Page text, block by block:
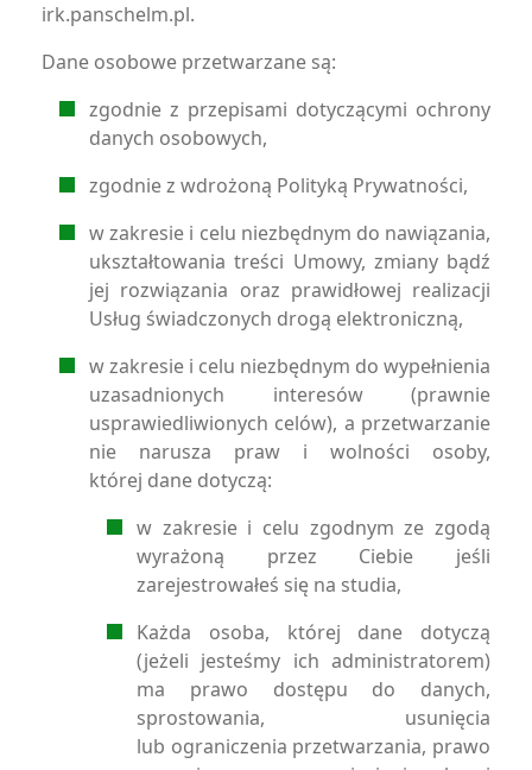
irk.panschelm.pl.
Dane osobowe przetwarzane są:
zgodnie z przepisami dotyczącymi ochrony
danych osobowych,
zgodnie z wdrożoną Polityką Prywatności,
w zakresie i celu niezbędnym do nawiązania,
ukształtowania treści Umowy, zmiany bądź
jej rozwiązania oraz prawidłowej realizacji
Usług świadczonych drogą elektroniczną,
w zakresie i celu niezbędnym do wypełnienia
uzasadnionych interesów (prawnie
usprawiedliwionych celów), a przetwarzanie
nie narusza praw i wolności osoby,
której dane dotyczą:
w zakresie i celu zgodnym ze zgodą
wyrażoną przez Ciebie jeśli
zarejestrowałeś się na studia,
Każda osoba, której dane dotyczą
(jeżeli jesteśmy ich administratorem)
ma prawo dostępu do danych,
sprostowania, usunięcia
lub ograniczenia przetwarzania, prawo